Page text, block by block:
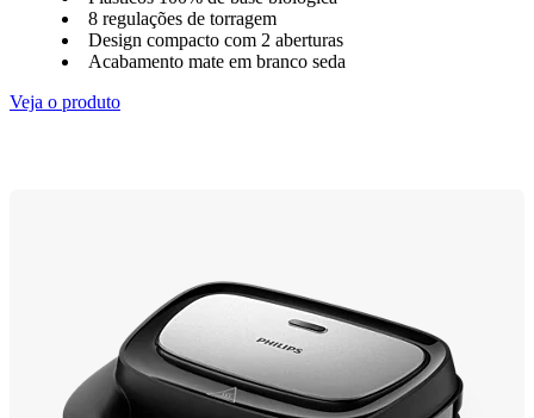
8 regulações de torragem
Design compacto com 2 aberturas
Acabamento mate em branco seda
Veja o produto